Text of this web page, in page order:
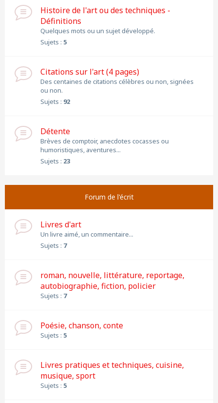
Histoire de l'art ou des techniques -
Définitions
Quelques mots ou un sujet développé.
Sujets : 5
Citations sur l'art (4 pages)
Des centaines de citations célèbres ou non, signées
ou non.
Sujets : 92
Détente
Brèves de comptoir, anecdotes cocasses ou
humoristiques, aventures...
Sujets : 23
Forum de l'écrit
Livres d'art
Un livre aimé, un commentaire...
Sujets : 7
roman, nouvelle, littérature, reportage,
autobiographie, fiction, policier
Sujets : 7
Poésie, chanson, conte
Sujets : 5
Livres pratiques et techniques, cuisine,
musique, sport
Sujets : 5